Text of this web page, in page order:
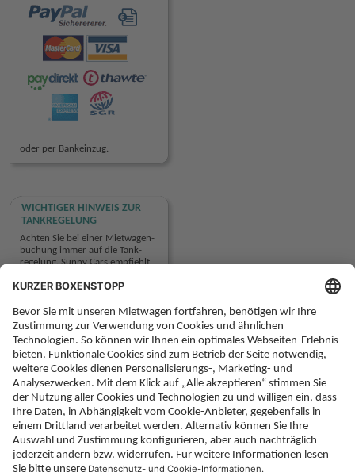
oder per Bankeinzug.
WICHTIGER HINWEIS ZUR
TANKREGELUNG
Achten Sie bei einer Miet­wagen­
buchung immer auf die Tank­
regelung. Sunny Cars empfiehlt
Tank­regelung Rückgabe wie
das: Voll/voll).
mehr Information
KONTAKT